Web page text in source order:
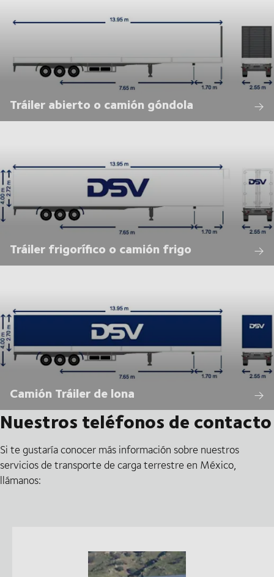
Tráiler abierto o camión góndola
Tráiler frigorífico o camión frigo
Camión Tráiler de lona
Nuestros teléfonos de contacto
Si te gustaría conocer más información sobre nuestros
servicios de transporte de carga terrestre en México,
llámanos: